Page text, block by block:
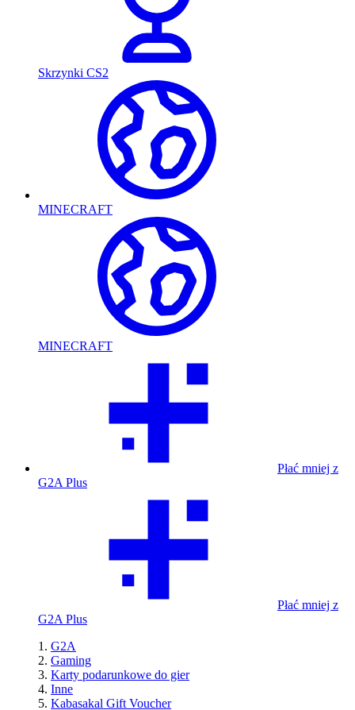
Skrzynki CS2
MINECRAFT
MINECRAFT
Płać mniej z
G2A Plus
Płać mniej z
G2A Plus
G2A
Gaming
Karty podarunkowe do gier
Inne
Kabasakal Gift Voucher